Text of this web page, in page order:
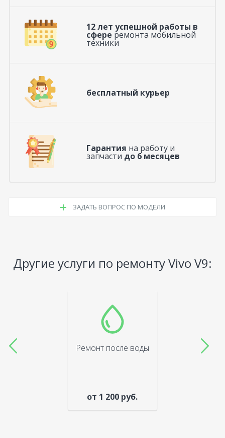
12 лет успешной работы в
сфере ремонта мобильной
техники
бесплатный курьер
Гарантия на работу и
запчасти до 6 месяцев
ЗАДАТЬ ВОПРОС ПО МОДЕЛИ
Другие услуги по ремонту Vivo V9:
Ремонт после воды
от 1 200 руб.